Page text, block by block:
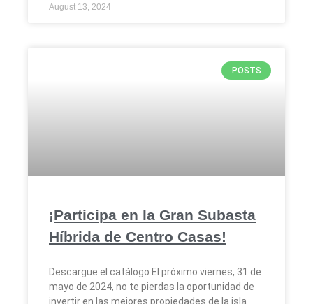
August 13, 2024
POSTS
¡Participa en la Gran Subasta
Híbrida de Centro Casas!
Descargue el catálogo El próximo viernes, 31 de
mayo de 2024, no te pierdas la oportunidad de
invertir en las mejores propiedades de la isla